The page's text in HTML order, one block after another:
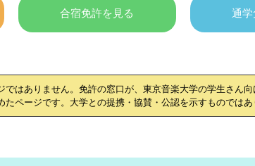
合宿免許を見る 通
ではありません。免許の窓口が、 東京音楽大学の学生さん向
たページです。大学との提携・協賛・公認を示すものでは